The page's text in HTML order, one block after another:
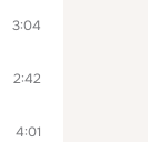
3:04
2:42
4:01